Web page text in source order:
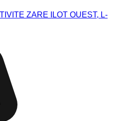
ZARE ILOT OUEST, L-